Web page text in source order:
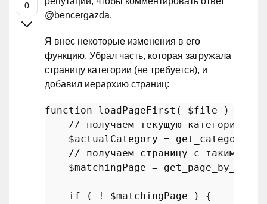
@bencergazda.
Я внес некоторые изменения в его
функцию. Убрал часть, которая загружала
страницу категории (не требуется), и
добавил иерархию страниц:
function loadPageFirst ( $file )
// получаем текущую категорию
$actualCategory = get_category
// получаем страницу с таким же
$matchingPage = get_page_by_path
if ( ! $matchingPage ) {